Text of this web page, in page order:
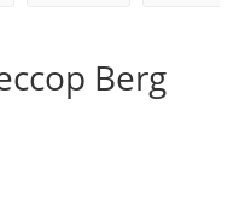
Berg